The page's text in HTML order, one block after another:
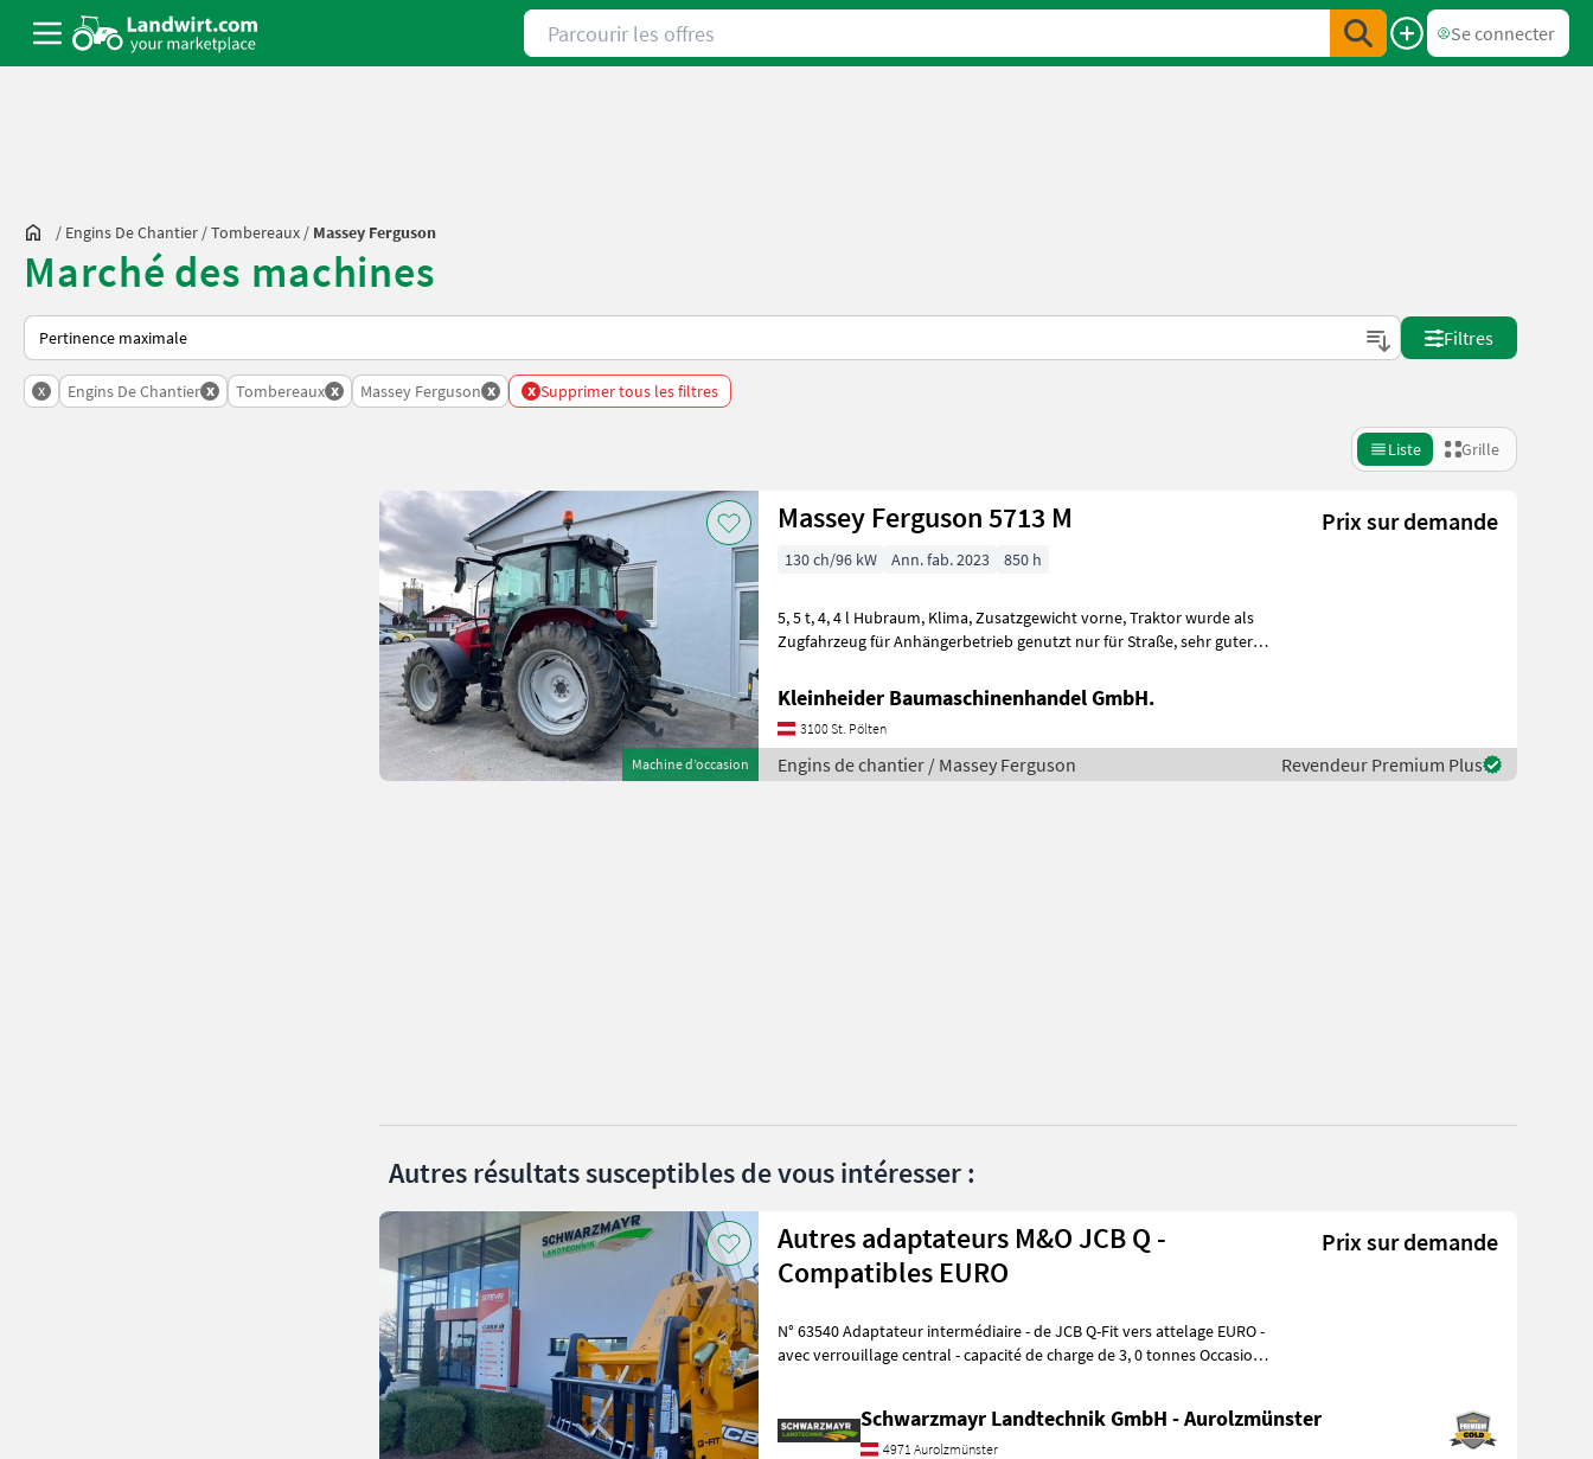
Parcourir les offres
Se connecter
/ Engins De Chantier /Tombereaux / Massey Ferguson
Marché des machines
Voici comment les annonces sont triées sur Landwirt.com
Filtres
x Engins De Chantier x Tombereaux x Massey Ferguson x x Supprimer tous les filtres
Liste Grille
Machine d’occasion
Massey Ferguson 5713 M Prix sur demande
130 ch/96 kW Ann. fab. 2023 850 h
5, 5 t, 4, 4 l Hubraum, Klima, Zusatzgewicht vorne, Traktor wurde als
Zugfahrzeug für Anhängerbetrieb genutzt nur für Straße, sehr guter
Kleinheider Baumaschinenhandel GmbH.
3100 St. Pölten
Engins de chantier / Massey Ferguson Revendeur Premium Plus
Autres résultats susceptibles de vous intéresser :
Autres adaptateurs M&O JCB Q -
Compatibles EURO
Prix sur demande
N° 63540 Adaptateur intermédiaire - de JCB Q-Fit vers attelage EURO -
avec verrouillage central - capacité de charge de 3, 0 tonnes Occasion
Schwarzmayr Landtechnik GmbH - Aurolzmünster
4971 Aurolzmünster